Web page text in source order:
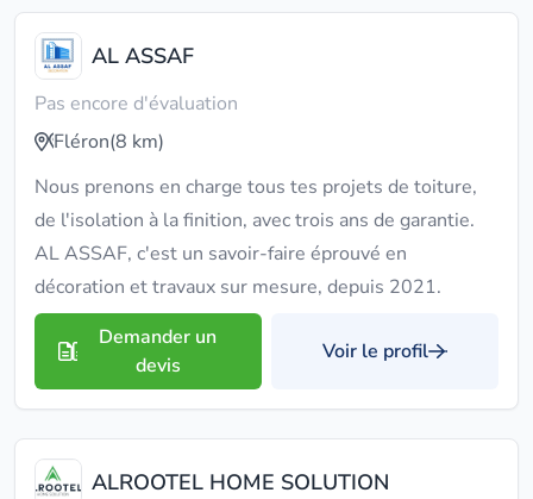
AL ASSAF
Pas encore d'évaluation
Fléron(8 km)
Nous prenons en charge tous tes projets de toiture,
de l'isolation à la finition, avec trois ans de garantie.
AL ASSAF, c'est un savoir-faire éprouvé en
décoration et travaux sur mesure, depuis 2021.
Demander un
devis
Voir le profil
ALROOTEL HOME SOLUTION